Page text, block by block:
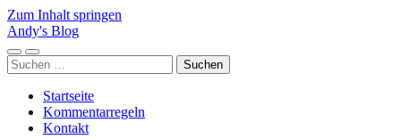
Zum Inhalt springen
Andy's Blog
Mobile-
Menü
Suchfeld
ein-/ausblenden
Suchen
nach:
Startseite
Kommentarregeln
Kontakt